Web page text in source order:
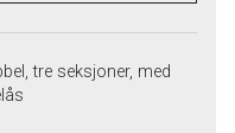
tre seksjoner, med